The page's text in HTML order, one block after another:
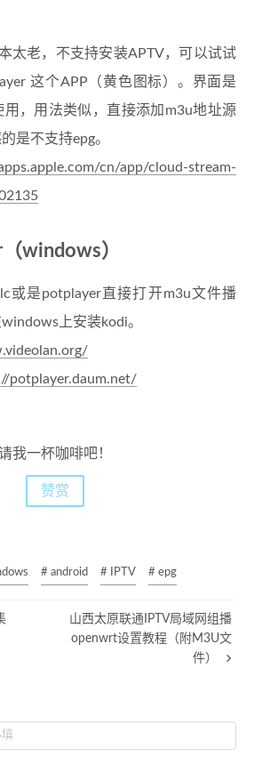
太老，不支持安装APTV，可以试试
这个APP（黄色图标）。界面是
，用法类似，直接添加m3u地址源
是不支持epg。
cn/app/cloud-stream-
windows）
或是potplayer直接打开m3u文件播
上安装kodi。
potplayer.daum.net/
我一杯咖啡吧！
赞赏
# android # IPTV # epg
山西太原联通IPTV局域网组播
openwrt设置教程（附M3U文
件）